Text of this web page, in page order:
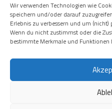
Wir verwenden Technologien wie
speichern und/oder darauf
Erlebnis zu verbessern und um
Wenn du nicht zustimmst oder die
bestimmte Merkmale und Funktionen